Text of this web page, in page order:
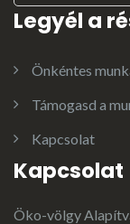
Legyél a
Önkéntes
Támogasd a
Kapcsolat
Kapcsolat
Öko-völgy